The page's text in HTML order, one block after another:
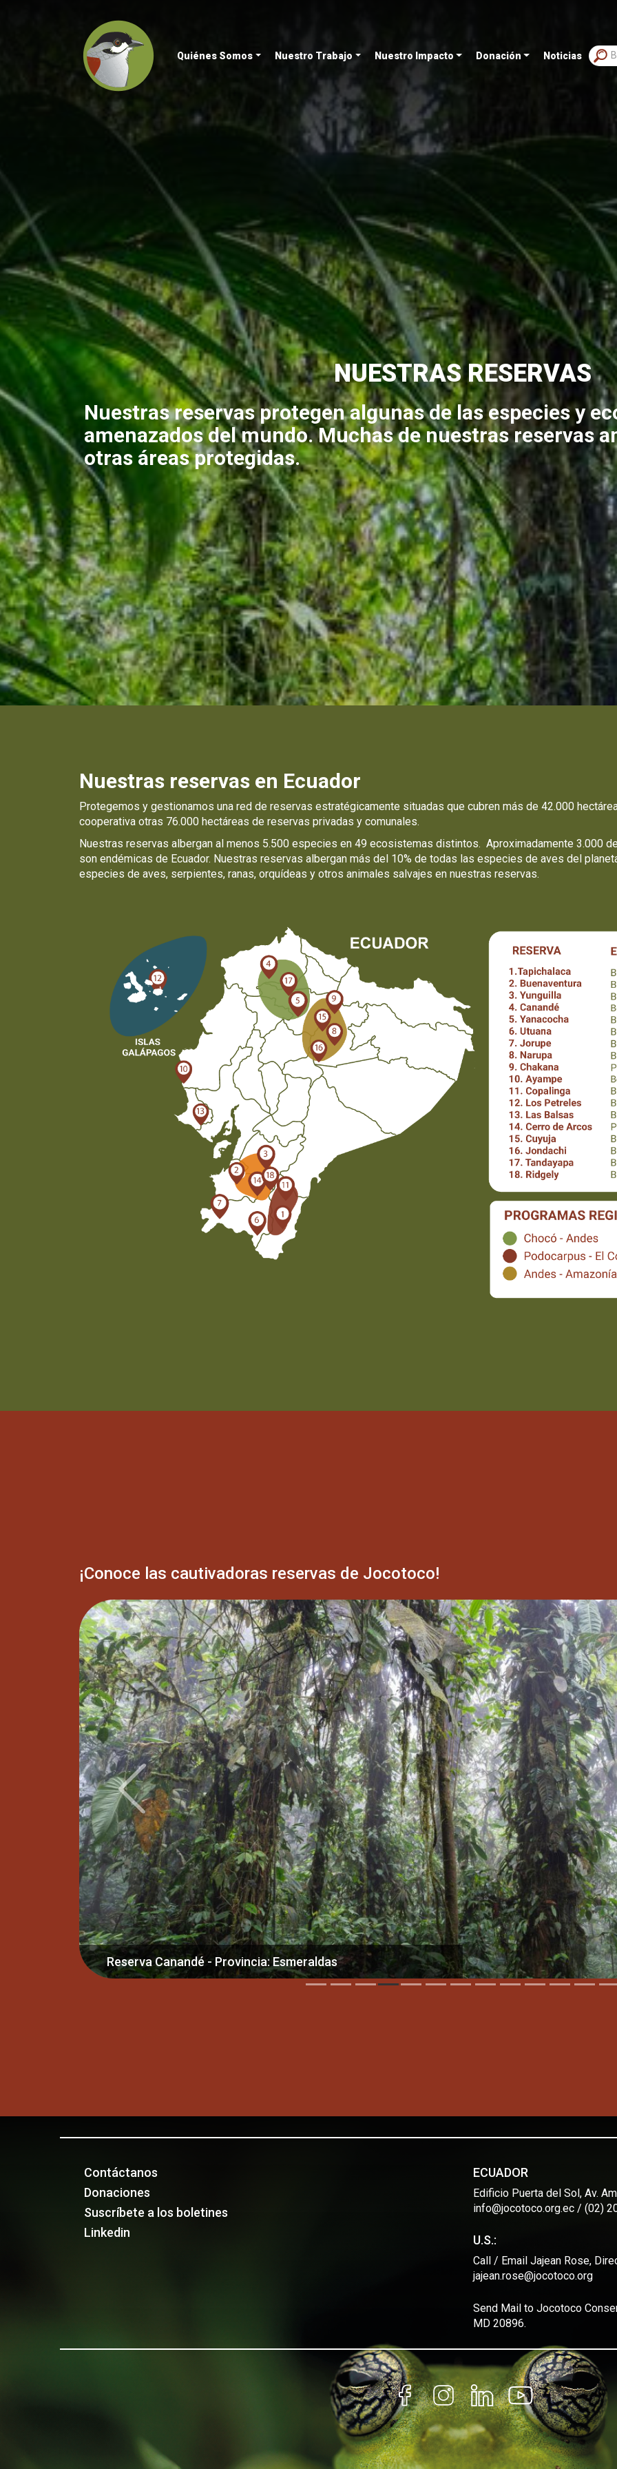
Quiénes Somos Nuestro Trabajo Nuestro Impacto Donación Noticias
NUESTRAS RESERVAS
Nuestras reservas protegen algunas de las especies y
amenazados del mundo. Muchas de nuestras reservas
otras áreas protegidas.
Nuestras reservas en Ecuador
Protegemos y gestionamos una red de reservas estratégicamente situadas que cubren más de 42.000
cooperativa otras 76.000 hectáreas de reservas privadas y comunales.
Nuestras reservas albergan al menos 5.500 especies en 49 ecosistemas distintos. Aproximadamente 3.000
son endémicas de Ecuador. Nuestras reservas albergan más del 10% de todas las especies de aves del
especies de aves, serpientes, ranas, orquídeas y otros animales salvajes en nuestras reservas.
¡Conoce las cautivadoras reservas de Jocotoco!
Reserva Utuana - Provincia: Loja
Previous
Contáctanos
Donaciones
Suscríbete a los boletines
Linkedin
ECUADOR
Edificio Puerta del Sol, Av.
info@jocotoco.org.ec / (02)
U.S.:
Call / Email Jajean Rose,
jajean.rose@jocotoco.org
Send Mail to Jocotoco
MD 20896.